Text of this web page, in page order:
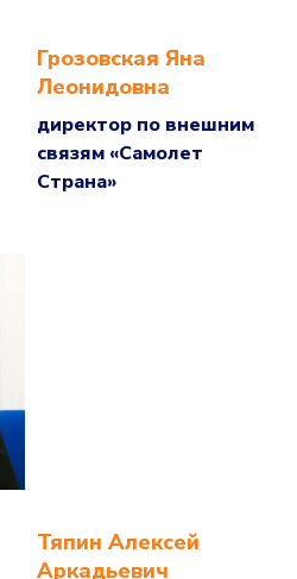
Грозовская Яна
Леонидовна
директор по внешним
связям «Самолет
Страна»
Тяпин Алексей
Аркадьевич